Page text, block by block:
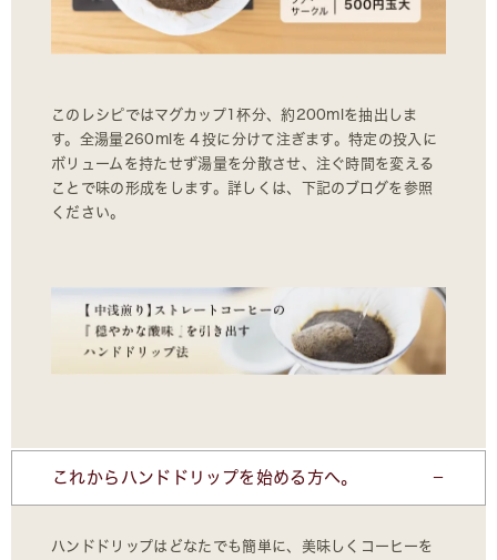
このレシピではマグカップ1杯分、約200mlを抽出しま
す。全湯量260mlを４投に分けて注ぎます。特定の投入に
ボリュームを持たせず湯量を分散させ、注ぐ時間を変える
ことで味の形成をします。詳しくは、下記のブログを参照
ください。
これからハンドドリップを始める方へ。
ハンドドリップはどなたでも簡単に、美味しくコーヒーを